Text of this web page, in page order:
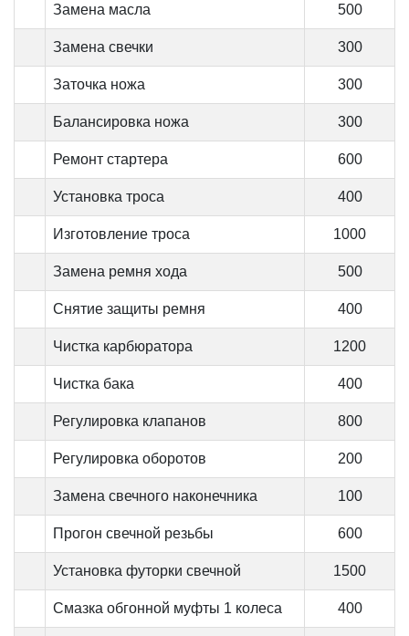
Замена масла 500
Замена свечки 300
Заточка ножа 300
Балансировка ножа 300
Ремонт стартера 600
Установка троса 400
Изготовление троса 1000
Замена ремня хода 500
Снятие защиты ремня 400
Чистка карбюратора 1200
Чистка бака 400
Регулировка клапанов 800
Регулировка оборотов 200
Замена свечного наконечника 100
Прогон свечной резьбы 600
Установка футорки свечной 1500
Смазка обгонной муфты 1 колеса 400